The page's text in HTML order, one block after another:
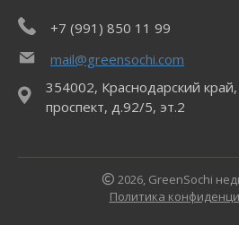
+7 (991) 850 11 99
mail@greensochi.com
354002, Краснодарский
проспект, д.92/5, эт.2
2026, GreenSochi
Политика